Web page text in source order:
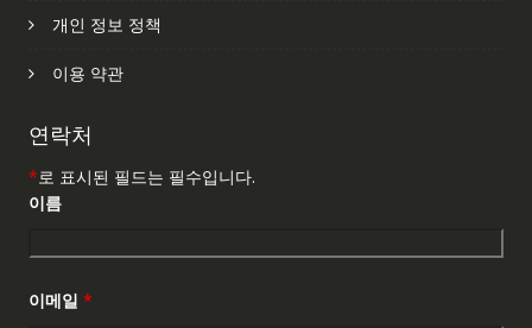
개인 정보 정책
이용 약관
연락처
*로 표시된 필드는 필수입니다.
이름
이메일 *